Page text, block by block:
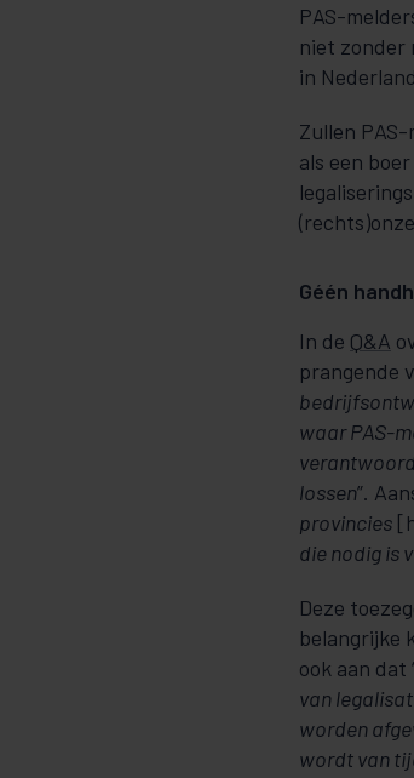
PAS-
niet zonder
in
Zullen
als een
Géén
In de Q&A
prangende
waar PAS-
lossen”.
provincies
die nodig is
Deze
belangrijke
ook aan dat
van
worden
wordt van